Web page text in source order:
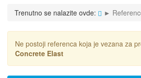
Trenutno se nalazite ovde: ►
Ne postoji referenca koja je vezana za
Concrete Elast